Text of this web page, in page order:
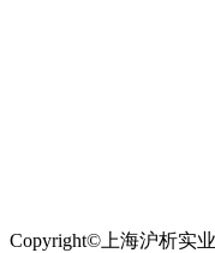
Copyright©上海沪析实